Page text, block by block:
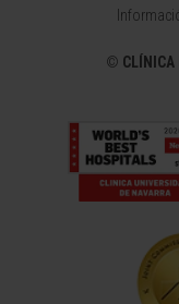
© CLÍNICA